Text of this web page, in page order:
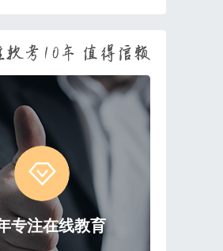
专注在线教育